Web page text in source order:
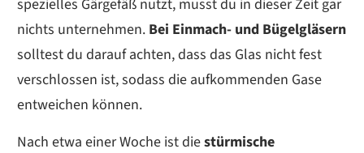
spezielles Gärgefäß nutzt, musst du in dieser Zeit gar
nichts unternehmen. Bei Einmach- und Bügelgläsern
solltest du darauf achten, dass das Glas nicht fest
verschlossen ist, sodass die aufkommenden Gase
entweichen können.
Nach etwa einer Woche ist diestürmische